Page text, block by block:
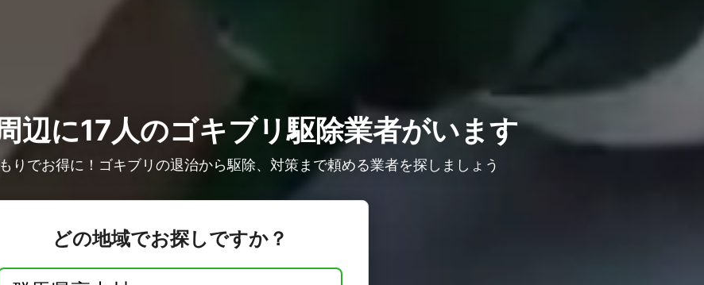
辺に17人のゴキブリ駆除業者がいます
りでお得に！ゴキブリの退治から駆除、対策まで頼める業者を探しましょう
どの地域でお探しですか？